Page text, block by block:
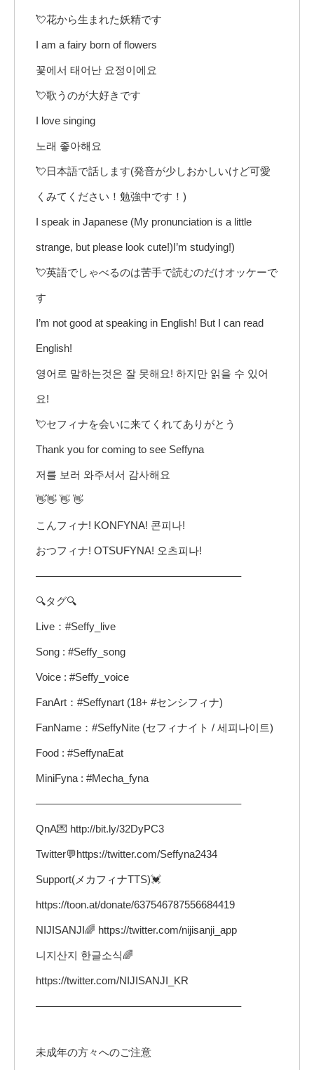
💘花から生まれた妖精です
I am a fairy born of flowers
꽃에서 태어난 요정이에요
💘歌うのが大好きです
I love singing
노래 좋아해요
💘日本語で話します(発音が少しおかしいけど可愛
くみてください！勉強中です！)
I speak in Japanese (My pronunciation is a little
strange, but please look cute!)I’m studying!)
💘英語でしゃべるのは苦手で読むのだけオッケーで
す
I’m not good at speaking in English! But I can read
English!
영어로 말하는것은 잘 못해요! 하지만 읽을 수 있어
요!
💘セフィナを会いに来てくれてありがとう
Thank you for coming to see Seffyna
저를 보러 와주셔서 감사해요
👋👋 👋 👋
こんフィナ! KONFYNA! 콘피나!
おつフィナ! OTSUFYNA! 오츠피나!
———————————————————–
🔍タグ🔍
Live：#Seffy_live
Song : #Seffy_song
Voice : #Seffy_voice
FanArt：#Seffynart (18+ #センシフィナ)
FanName：#SeffyNite (セフィナイト / 세피나이트)
Food : #SeffynaEat
MiniFyna : #Mecha_fyna
———————————————————–
QnA💌 http://bit.ly/32DyPC3
Twitter💬https://twitter.com/Seffyna2434
Support(メカフィナTTS)💓
https://toon.at/donate/637546787556684419
NIJISANJI🌈 https://twitter.com/nijisanji_app
니지산지 한글소식🌈
https://twitter.com/NIJISANJI_KR
———————————————————–
未成年の方々へのご注意